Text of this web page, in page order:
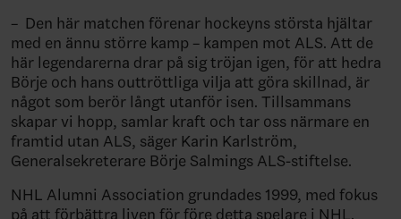
– Den här matchen förenar hockeyns största hjältar
med en ännu större kamp – kampen mot ALS. Att de
här legendarerna drar på sig tröjan igen, för att hedra
Börje och hans outtröttliga vilja att göra skillnad, är
något som berör långt utanför isen. Tillsammans
skapar vi hopp, samlar kraft och tar oss närmare en
framtid utan ALS, säger Karin Karlström,
Generalsekreterare Börje Salmings ALS-stiftelse.
NHL Alumni Association grundades 1999, med fokus
på att förbättra liven för före detta spelare i NHL.